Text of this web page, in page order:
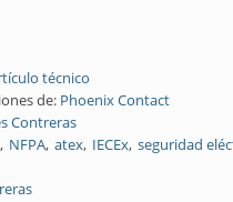
técnico
de: Phoenix Contact
Contreras
NFPA atex IECEx seguridad